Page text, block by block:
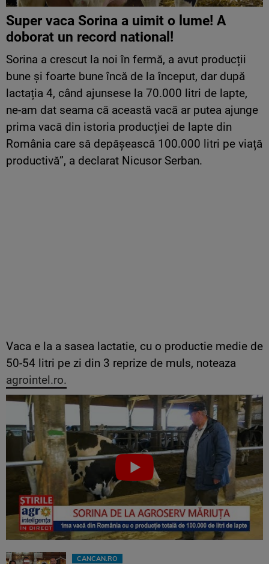
Super vaca Sorina a uimit o lume! A
doborat un record national!
Sorina a crescut la noi în fermă, a avut producții
bune și foarte bune încă de la început, dar după
lactația 4, când ajunsese la 70.000 litri de lapte,
ne-am dat seama că această vacă ar putea ajunge
prima vacă din istoria producției de lapte din
România care să depășească 100.000 litri pe viață
productivă”, a declarat Nicusor Serban.
Vaca e la a sasea lactatie, cu o productie medie de
50-54 litri pe zi din 3 reprize de muls, noteaza
agrointel.ro.
CANCAN.RO